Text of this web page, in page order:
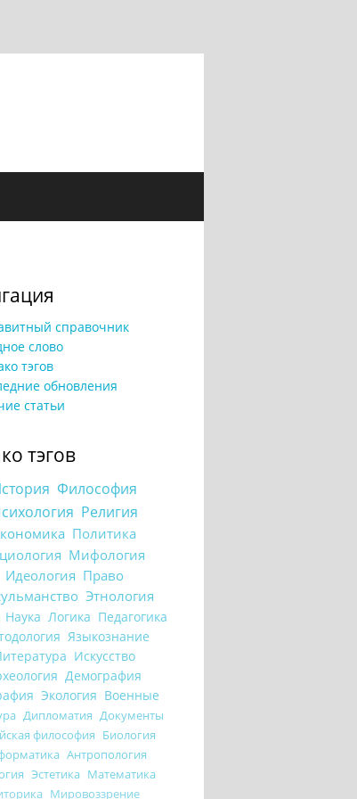
справочник
слово
тэгов
обновления
статьи
тэгов
Философия
Религия
Политика
Мифология
Идеология Право
Этнология
Наука Логика Педагогика
Языкознание
Искусство
Демография
Экология Военные
Дипломатия Документы
философия Биология
Антропология
Эстетика Математика
Мировоззрение